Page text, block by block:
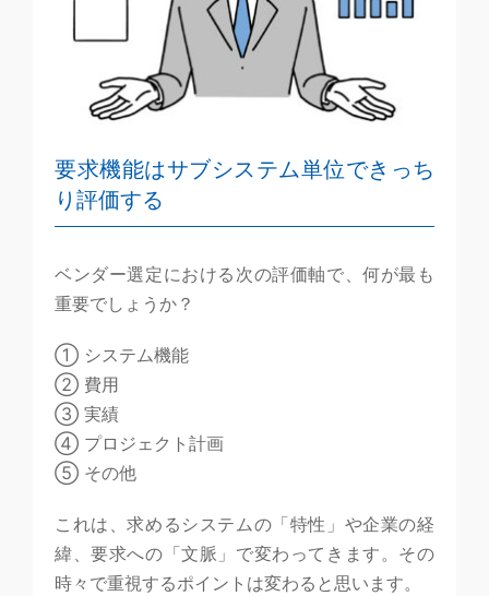
要求機能はサブシステム単位できっち
り評価する
ベンダー選定における次の評価軸で、何が最も
重要でしょうか？
① システム機能
② 費用
③ 実績
④ プロジェクト計画
⑤ その他
これは、求めるシステムの「特性」や企業の経
緯、要求への「文脈」で変わってきます。その
時々で重視するポイントは変わると思います。